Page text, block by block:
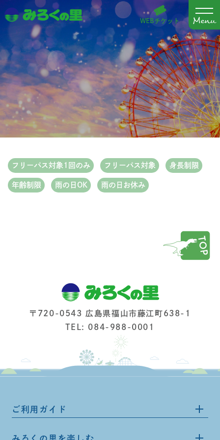
WEBチケット
フリーパス対象1回のみ フリーパス対象 身長制限
年齢制限 雨の日OK 雨の日お休み
〒720-0543 広島県福山市藤江町638-1
TEL: 084-988-0001
ご利用ガイド
みろくの里を楽しむ